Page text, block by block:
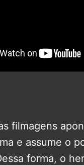
filmagens
e assume o
forma, o